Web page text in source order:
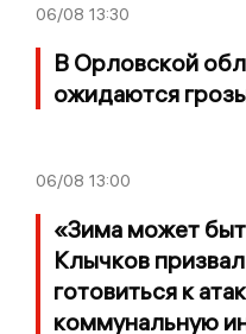
06/08 13:30
В Орловской
ожидаются
06/08 13:00
«Зима может
Клычков
готовиться к
коммунальную